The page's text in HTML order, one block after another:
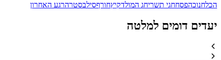
הכלחנוכהפסחחגי תשריחג המולדקיץחורףסילבסטרהרגע האחרון
יעדים דומים למלטה